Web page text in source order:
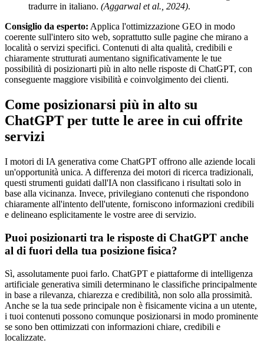
tradurre in italiano. (Aggarwal et al., 2024).
Consiglio da esperto: Applica l'ottimizzazione GEO in modo
coerente sull'intero sito web, soprattutto sulle pagine che mirano a
località o servizi specifici. Contenuti di alta qualità, credibili e
chiaramente strutturati aumentano significativamente le tue
possibilità di posizionarti più in alto nelle risposte di ChatGPT, con
conseguente maggiore visibilità e coinvolgimento dei clienti.
Come posizionarsi più in alto su
ChatGPT per tutte le aree in cui offrite
servizi
I motori di IA generativa come ChatGPT offrono alle aziende locali
un'opportunità unica. A differenza dei motori di ricerca tradizionali,
questi strumenti guidati dall'IA non classificano i risultati solo in
base alla vicinanza. Invece, privilegiano contenuti che rispondono
chiaramente all'intento dell'utente, forniscono informazioni credibili
e delineano esplicitamente le vostre aree di servizio.
Puoi posizionarti tra le risposte di ChatGPT anche
al di fuori della tua posizione fisica?
Sì, assolutamente puoi farlo. ChatGPT e piattaforme di intelligenza
artificiale generativa simili determinano le classifiche principalmente
in base a rilevanza, chiarezza e credibilità, non solo alla prossimità.
Anche se la tua sede principale non è fisicamente vicina a un utente,
i tuoi contenuti possono comunque posizionarsi in modo prominente
se sono ben ottimizzati con informazioni chiare, credibili e
localizzate.